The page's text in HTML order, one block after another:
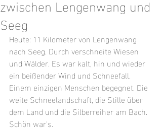
zwischen Lengenwang und
Seeg
Heute: 11 Kilometer von Lengenwang
nach Seeg. Durch verschneite Wiesen
und Wälder. Es war kalt, hin und wieder
ein beißender Wind und Schneefall.
Einem einzigen Menschen begegnet. Die
weite Schneelandschaft, die Stille über
dem Land und die Silberreiher am Bach.
Schön war's.